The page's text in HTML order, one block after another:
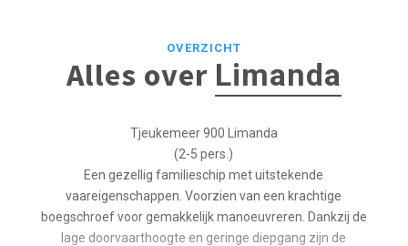
OVERZICHT
Alles over Limanda
Tjeukemeer 900 Limanda
(2-5 pers.)
Een gezellig familieschip met uitstekende
vaareigenschappen. Voorzien van een krachtige
boegschroef voor gemakkelijk manoeuvreren. Dankzij de
lage doorvaarthoogte en geringe diepgang zijn de